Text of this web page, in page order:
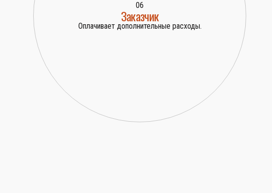
06
Заказчик
Оплачивает дополнительные расходы.